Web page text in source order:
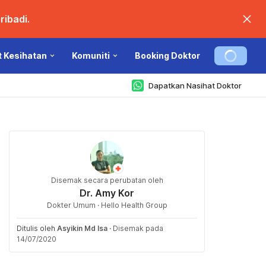
Kesihatan Komuniti Booking Doktor
Dapatkan Nasihat Doktor
Disemak secara perubatan oleh
Dr. Amy Kor
Dokter Umum · Hello Health Group
Ditulis oleh Asyikin Md Isa · Disemak pada
14/07/2020